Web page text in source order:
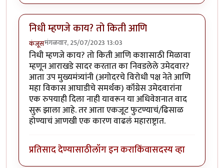
निधी म्हणजे काय? तो किती आणि
कंजूसमंगळवार, 25/07/2023 13:03
निधी म्हणजे काय? तो किती आणि कशासाठी मिळावा
म्हणून आराखडे सादर करतात का निवडलेले उमेदवार?
आता उप मुख्यमंत्र्यांनी (अगोदरचे विरोधी पक्ष नेते आणि
महा विकास आघाडीचे समर्थक) कॉंग्रेस उमेदवारांना
एक रुपयाही दिला नाही यावरून या अधिवेशनात वाद
सुरू झाला आहे. तर आता एकजूट फुटण्याचं/ढिसाळ
होण्याचं आणखी एक कारण वाढलं महाराष्ट्रात.
प्रतिसाद देण्यासाठीलॉग इन कराकिंवासदस्य व्हा